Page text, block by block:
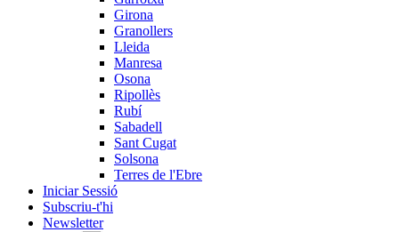
Girona
Granollers
Lleida
Manresa
Osona
Ripollès
Rubí
Sabadell
Sant Cugat
Solsona
Terres de l'Ebre
Iniciar Sessió
Subscriu-t'hi
Newsletter